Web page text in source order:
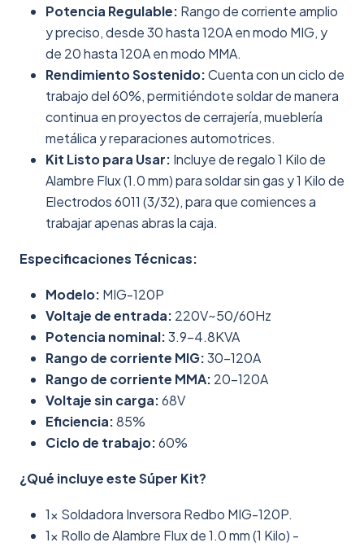
Potencia Regulable: Rango de corriente amplio
y preciso, desde 30 hasta 120A en modo MIG, y
de 20 hasta 120A en modo MMA.
Rendimiento Sostenido:Cuenta con un ciclo de
trabajo del 60%, permitiéndote soldar de manera
continua en proyectos de cerrajería, mueblería
metálica y reparaciones automotrices.
Kit Listo para Usar: Incluye de regalo 1 Kilo de
Alambre Flux (1.0 mm) para soldar sin gas y 1 Kilo de
Electrodos 6011 (3/32), para que comiences a
trabajar apenas abras la caja.
Especificaciones Técnicas:
Modelo: MIG-120P
Voltaje de entrada: 220V~50/60Hz
Potencia nominal:3.9–4.8KVA
Rango de corriente MIG:30–120A
Rango de corriente MMA: 20–120A
Voltaje sin carga:68V
Eficiencia:85%
Ciclo de trabajo:60%
¿Qué incluye este Súper Kit?
1x Soldadora Inversora Redbo MIG-120P.
1x Rollo de Alambre Flux de 1.0 mm (1 Kilo) -